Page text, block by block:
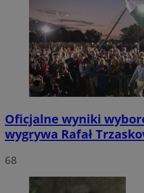
Oficjalne wyniki
wygrywa Rafał
68